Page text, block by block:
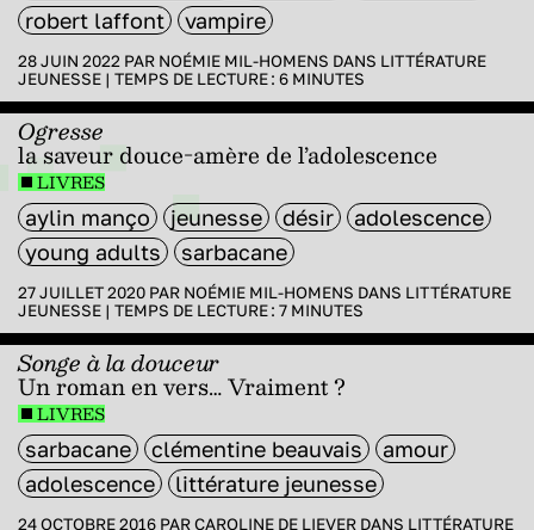
robert laffont
vampire
28 JUIN 2022 PAR NOÉMIE MIL-HOMENS DANS LITTÉRATURE
JEUNESSE | TEMPS DE LECTURE : 6 MINUTES
Ogresse
la saveur douce-amère de l’adolescence
LIVRES
aylin manço jeunesse désir
adolescence
young adults
sarbacane
27 JUILLET 2020 PAR NOÉMIE MIL-HOMENS DANS LITTÉRATURE
JEUNESSE | TEMPS DE LECTURE : 7 MINUTES
Songe à la douceur
Un roman en vers… Vraiment ?
LIVRES
sarbacane clémentine beauvais
amour
adolescence
littérature jeunesse
24 OCTOBRE 2016 PARCAROLINE DE LIEVER DANS LITTÉRATURE